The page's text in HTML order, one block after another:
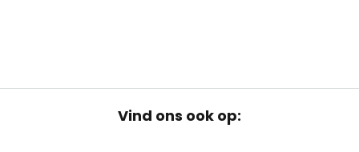
Vind ons ook op: